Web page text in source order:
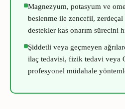
Magnezyum, potasyum ve
beslenme ile zencefil,
destekler kas onarım sürecini
Şiddetli veya geçmeyen
ilaç tedavisi, fizik tedavi veya
profesyonel müdahale